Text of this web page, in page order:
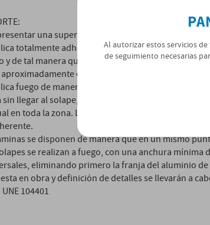
una superficie seca, firme, regular, limpia y
totalmente adherida a fuego a la lámina inferior
y de tal manera que el solape
en la mitad de la lámina inferior.
fuego de manera homogénea posible (a mayor
sin llegar al solape, que se realizarán
en toda la zona. La aplicación de la llama debe de
se disponen de manera que en un mismo
se realizan a fuego, con una anchura mínima
eliminando primero la franja del aluminio
en obra y definición de detalles se llevarán a
104401
Al autorizar estos servicios
de seguimiento necesarias